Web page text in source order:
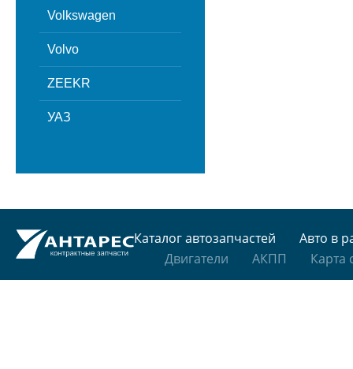
Volkswagen
Volvo
ZEEKR
УАЗ
Каталог автозапчастей
Авто в
Двигатели
АКПП Карта